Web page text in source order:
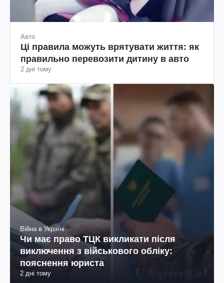
Авто
Ці правила можуть врятувати життя: як
правильно перевозити дитину в авто
2 дні тому
Війна в Україні
Чи має право ТЦК викликати після
виключення з військового обліку:
пояснення юриста
2 дні тому